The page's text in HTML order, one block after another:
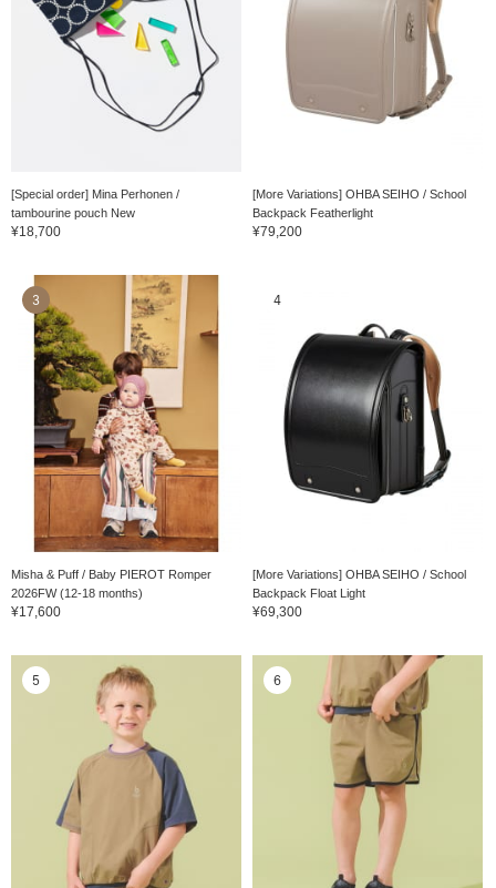
[Special order] Mina Perhonen /
tambourine pouch New
¥18,700
[More Variations] OHBA SEIHO / School
Backpack Featherlight
¥79,200
Misha & Puff / Baby PIEROT Romper
2026FW (12-18 months)
¥17,600
3
[More Variations] OHBA SEIHO / School
Backpack Float Light
¥69,300
4
5 6